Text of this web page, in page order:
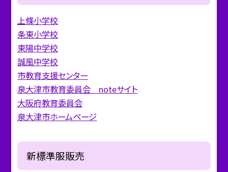
上條小学校
条東小学校
東陽中学校
誠風中学校
市教育支援センター
泉大津市教育委員会 noteサイト
大阪府教育委員会
泉大津市ホームページ
新標準服販売